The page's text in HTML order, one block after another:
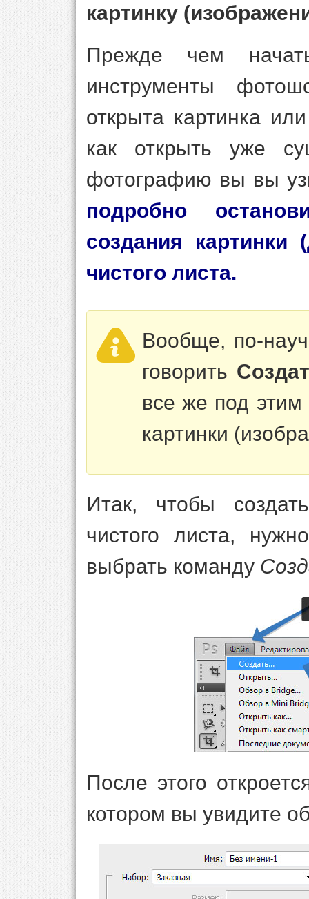
картинку
Прежде чем
инструменты
открыта картинка
как открыть уже
фотографию вы вы
подробно
создания
чистого листа.
Вообще, по-
говорить
все же под этим
картинки
Итак, чтобы
чистого листа,
выбрать команду
После этого
котором вы увидите